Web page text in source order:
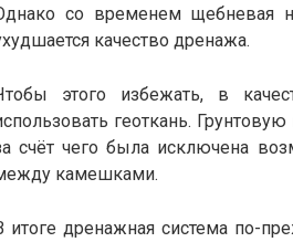
со временем щебневая
качество дренажа.
этого избежать, в
геоткань.
счёт чего была исключена
камешками.
итоге дренажная система по-